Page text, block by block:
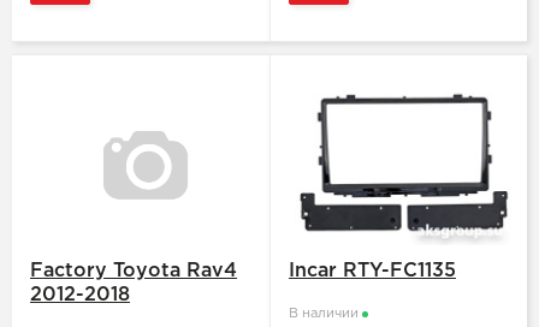
Factory Toyota Rav4
2012-2018
Incar RTY-FC1135
В наличии